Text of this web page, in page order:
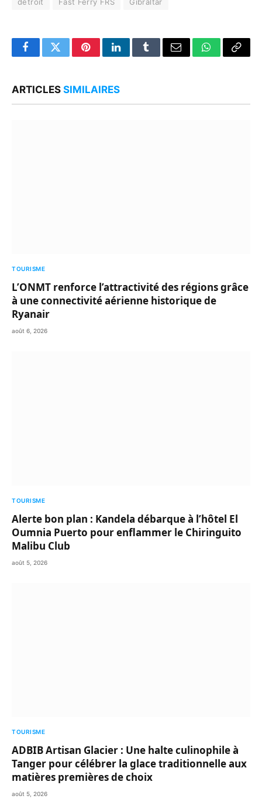
FacebookTwitterPinterestLinkedInTumblrEmail WhatsApp
Copy
ARTICLES SIMILAIRES
TOURISME
L’ONMT renforce l’attractivité des régions grâce
à une connectivité aérienne historique de
Ryanair
août 6, 2026
TOURISME
Alerte bon plan : Kandela débarque à l’hôtel El
Oumnia Puerto pour enflammer le Chiringuito
Malibu Club
août 5, 2026
TOURISME
ADBIB Artisan Glacier : Une halte culinophile à
Tanger pour célébrer la glace traditionnelle aux
matières premières de choix
août 5, 2026